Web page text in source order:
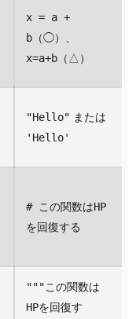
x = a +
b （◯）、
x=a+b （△）
"Hello" または
'Hello'
# この関数はHP
を回復する
"""この関数は
HPを回復す